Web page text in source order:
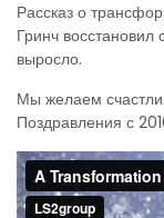
Рассказ о
Гринч восстановил
выросло.
Мы желаем
Поздравления с